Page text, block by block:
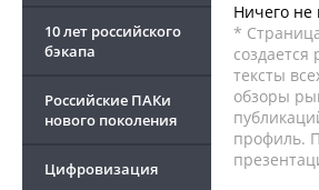
10 лет российского
бэкапа
Российские ПАКи
нового поколения
Цифровизация
Ничего не
*
тексты
обзоры
профиль.